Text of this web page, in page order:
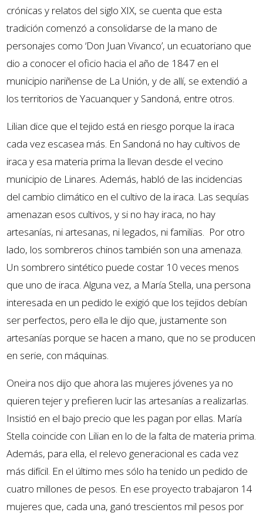
crónicas y relatos del siglo XIX, se cuenta que esta
tradición comenzó a consolidarse de la mano de
personajes como ‘Don Juan Vivanco’, un ecuatoriano que
dio a conocer el oficio hacia el año de 1847 en el
municipio nariñense de La Unión, y de allí, se extendió a
los territorios de Yacuanquer y Sandoná, entre otros.
Lilian dice que el tejido está en riesgo porque la iraca
cada vez escasea más. En Sandoná no hay cultivos de
iraca y esa materia prima la llevan desde el vecino
municipio de Linares. Además, habló de las incidencias
del cambio climático en el cultivo de la iraca. Las sequías
amenazan esos cultivos, y si no hay iraca, no hay
artesanías, ni artesanas, ni legados, ni familias. Por otro
lado, los sombreros chinos también son una amenaza.
Un sombrero sintético puede costar 10 veces menos
que uno de iraca. Alguna vez, a María Stella, una persona
interesada en un pedido le exigió que los tejidos debían
ser perfectos, pero ella le dijo que, justamente son
artesanías porque se hacen a mano, que no se producen
en serie, con máquinas.
Oneira nos dijo que ahora las mujeres jóvenes ya no
quieren tejer y prefieren lucir las artesanías a realizarlas.
Insistió en el bajo precio que les pagan por ellas. María
Stella coincide con Lilian en lo de la falta de materia prima.
Además, para ella, el relevo generacional es cada vez
más difícil. En el último mes sólo ha tenido un pedido de
cuatro millones de pesos. En ese proyecto trabajaron 14
mujeres que, cada una, ganó trescientos mil pesos por